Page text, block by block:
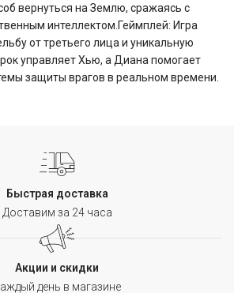
вернуться на Землю, сражаясь с
интеллектом.Геймплей: Игра
от третьего лица и уникальную
управляет Хью, а Диана помогает
защиты врагов в реальном времени.
Быстрая доставка
Доставим за 24 часа
Акции и скидки
день в магазине